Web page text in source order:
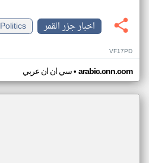
اخبار جزر القمر
Politics
VF17PD
سي ان ان عربي• arabic.cnn.com